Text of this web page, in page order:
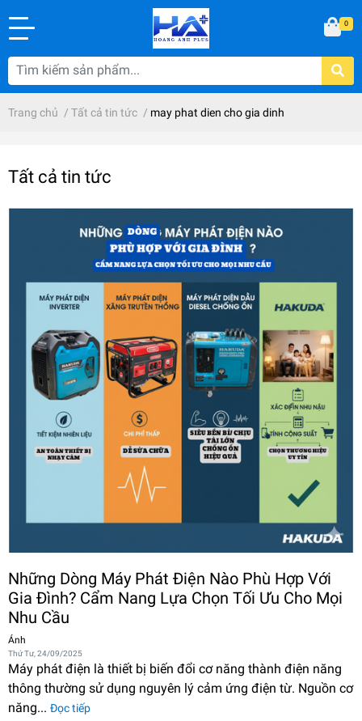
0
Trang chủ / Tất cả tin tức / may phat dien cho gia dinh
Tất cả tin tức
Những Dòng Máy Phát Điện Nào Phù Hợp Với
Gia Đình? Cẩm Nang Lựa Chọn Tối Ưu Cho Mọi
Nhu Cầu
Ánh
Thứ Tư, 24/09/2025
Máy phát điện là thiết bị biến đổi cơ năng thành điện năng
thông thường sử dụng nguyên lý cảm ứng điện từ. Nguồn cơ
năng... Đọc tiếp